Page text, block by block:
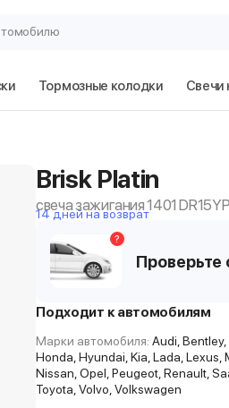
Тормозные колодки Свечи
Brisk Platin
свеча зажигания 1401
14 дней на возврат
Проверьте
?
Подходит к автомобилям
Марки автомобиля: Audi, Bentley,
Honda, Hyundai, Kia, Lada,
Nissan, Opel, Peugeot, Renault,
Toyota, Volvo, Volkswagen